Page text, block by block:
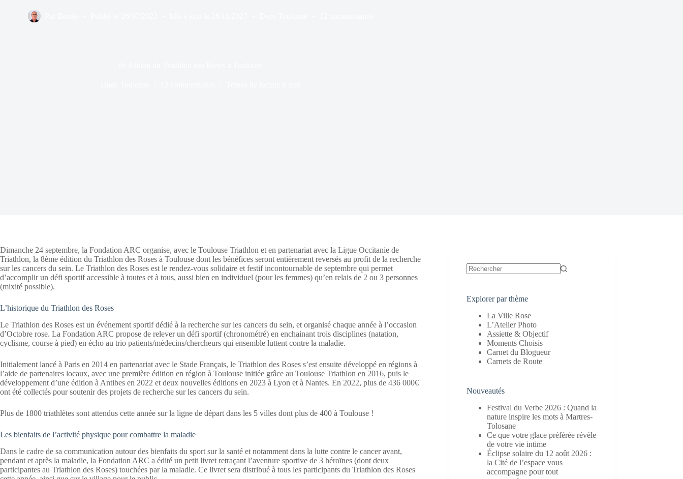
Dimanche 24 septembre, la Fondation ARC organise, avec le Toulouse Triathlon et en partenariat avec la Ligue Occitanie de
Triathlon, la 8ème édition du Triathlon des Roses à Toulouse dont les bénéfices seront entièrement reversés au profit de la recherche
sur les cancers du sein. Le Triathlon des Roses est le rendez-vous solidaire et festif incontournable de septembre qui permet
d’accomplir un défi sportif accessible à toutes et à tous, aussi bien en individuel (pour les femmes) qu’en relais de 2 ou 3 personnes
(mixité possible).
L’historique du Triathlon des Roses
Le Triathlon des Roses est un événement sportif dédié à la recherche sur les cancers du sein, et organisé chaque année à l’occasion
d’Octobre rose. La Fondation ARC propose de relever un défi sportif (chronométré) en enchainant trois disciplines (natation,
cyclisme, course à pied) en écho au trio patients/médecins/chercheurs qui ensemble luttent contre la maladie.
Initialement lancé à Paris en 2014 en partenariat avec le Stade Français, le Triathlon des Roses s’est ensuite développé en régions à
l’aide de partenaires locaux, avec une première édition en région à Toulouse initiée grâce au Toulouse Triathlon en 2016, puis le
développement d’une édition à Antibes en 2022 et deux nouvelles éditions en 2023 à Lyon et à Nantes. En 2022, plus de 436 000€
ont été collectés pour soutenir des projets de recherche sur les cancers du sein.
Plus de 1800 triathlètes sont attendus cette année sur la ligne de départ dans les 5 villes dont plus de 400 à Toulouse !
Les bienfaits de l’activité physique pour combattre la maladie
Dans le cadre de sa communication autour des bienfaits du sport sur la santé et notamment dans la lutte contre le cancer avant,
pendant et après la maladie, la Fondation ARC a édité un petit livret retraçant l’aventure sportive de 3 héroïnes (dont deux
participantes au Triathlon des Roses) touchées par la maladie. Ce livret sera distribué à tous les participants du Triathlon des Roses
Explorer par thème
La Ville Rose
L’Atelier Photo
Assiette & Objectif
Moments Choisis
Carnet du Blogueur
Carnets de Route
Nouveautés
Festival du Verbe 2026 : Quand la
nature inspire les mots à Martres-
Tolosane
Ce que votre glace préférée révèle
de votre vie intime
Éclipse solaire du 12 août 2026 :
la Cité de l’espace vous
accompagne pour tout